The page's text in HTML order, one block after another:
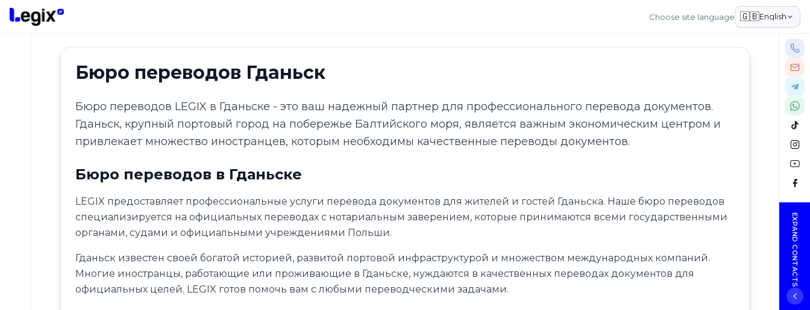
Skip to main content
Choose site language 🇬🇧English
Бюро переводов Гданьск
Бюро переводов LEGIX в Гданьске - это ваш надежный партнер для профессионального перевода документов.
Гданьск, крупный портовый город на побережье Балтийского моря, является важным экономическим центром и
привлекает множество иностранцев, которым необходимы качественные переводы документов.
Бюро переводов в Гданьске
LEGIX предоставляет профессиональные услуги перевода документов для жителей и гостей Гданьска. Наше бюро переводов
специализируется на официальных переводах с нотариальным заверением, которые принимаются всеми государственными
органами, судами и официальными учреждениями Польши.
Гданьск известен своей богатой историей, развитой портовой инфраструктурой и множеством международных компаний.
Многие иностранцы, работающие или проживающие в Гданьске, нуждаются в качественных переводах документов для
официальных целей. LEGIX готов помочь вам с любыми переводческими задачами.
EXPAND CONTACTS